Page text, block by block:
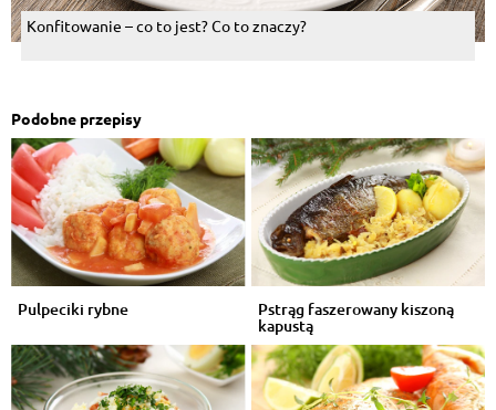
Konfitowanie – co to jest? Co to znaczy?
Podobne przepisy
Pulpeciki rybne Pstrąg faszerowany kiszoną
kapustą